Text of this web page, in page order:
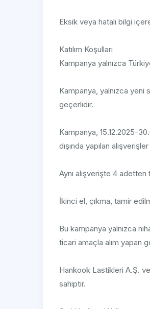
Eksik veya hatalı bilgi
Katılım Koşulları
Kampanya yalnızca
Kampanya, yalnızca yeni
geçerlidir.
Kampanya, 15.12.2025-
dışında yapılan
Aynı alışverişte 4
İkinci el, çıkma, tamir
Bu kampanya yalnızca
ticari amaçla alım yapan
Hankook Lastikleri A.Ş.
sahiptir.